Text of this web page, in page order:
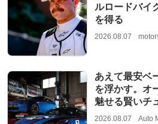
ルロードバイ
を得る
2026.08.07
あえて最安ベ
を浮かす。オ
魅せる賢いチ
2026.08.07 Auto